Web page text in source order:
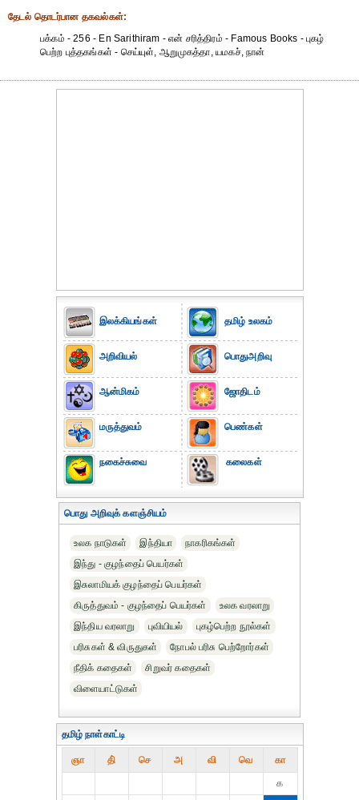
தேட‌ல் தொட‌ர்பான தகவ‌ல்க‌ள்:
பக்கம் - 256 - En Sarithiram - என் சரித்திரம் - Famous Books - புகழ்
பெற்ற புத்தகங்கள் - செய்யுள், ஆறுமுகத்தா, யமகச், நான்
இலக்கியங்கள்
அறிவியல்
ஆன்மிகம்
மருத்துவம்
நகைச்சுவை
தமிழ் உலகம்
பொதுஅறிவு
ஜோதிடம்
பெண்கள்
கலைகள்
பொது அறிவுக் களஞ்சியம்
உலக நாடுகள் இந்தியா
நாகரிகங்கள்
இந்து - குழந்தைப் பெயர்கள்
இசுலாமியக் குழந்தைப் பெயர்கள்
கிருத்துவம் - குழந்தைப் பெயர்கள்
உலக வரலாறு
இந்திய வரலாறு
புவியியல்
புகழ்பெற்ற நூல்கள்
பரிசுகள் & விருதுகள்
நோபல் பரிசு‎ பெற்றோர்‎கள்
நீதிக் கதைகள்
சிறுவர் கதைகள்
விளையாட்டுகள்
தமிழ் நாள்காட்டி
ஞா தி் செ அ வி வெ கா
௧